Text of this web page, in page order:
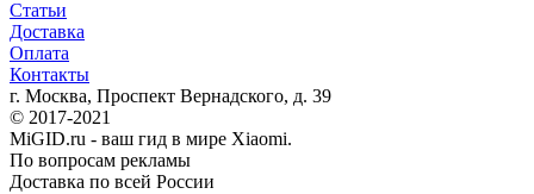
Статьи
Доставка
Оплата
Контакты
г. Москва, Проспект Вернадского, д. 39
© 2017-2021
MiGID.ru - ваш гид в мире Xiaomi.
По вопросам рекламы
Доставка по всей России